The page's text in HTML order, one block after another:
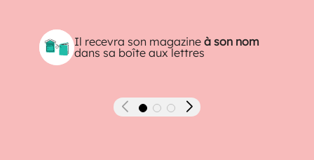
Il recevra son magazineà son nom
dans sa boîte aux lettres
Précédent Suivant